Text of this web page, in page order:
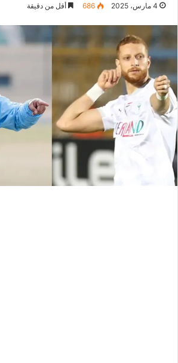
4 مارس، 2025 686 أقل من دقيقة